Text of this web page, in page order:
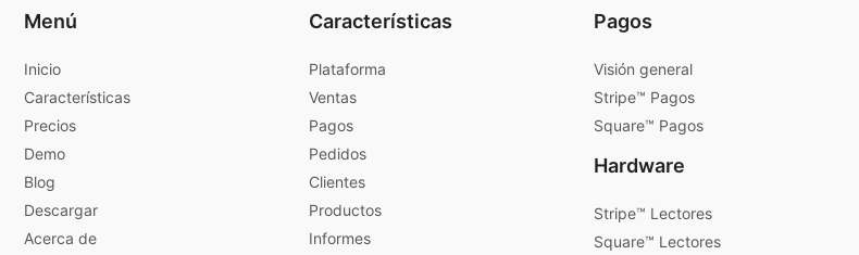
Menú
Inicio
Características
Precios
Demo
Blog
Descargar
Acerca de
Características
Plataforma
Ventas
Pagos
Pedidos
Clientes
Productos
Informes
Pagos
Visión general
Stripe™ Pagos
Square™ Pagos
Hardware
Stripe™ Lectores
Square™ Lectores